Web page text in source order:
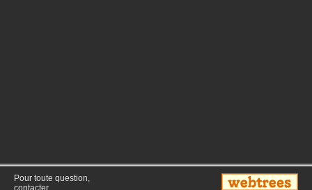
Pour toute question,
contacter